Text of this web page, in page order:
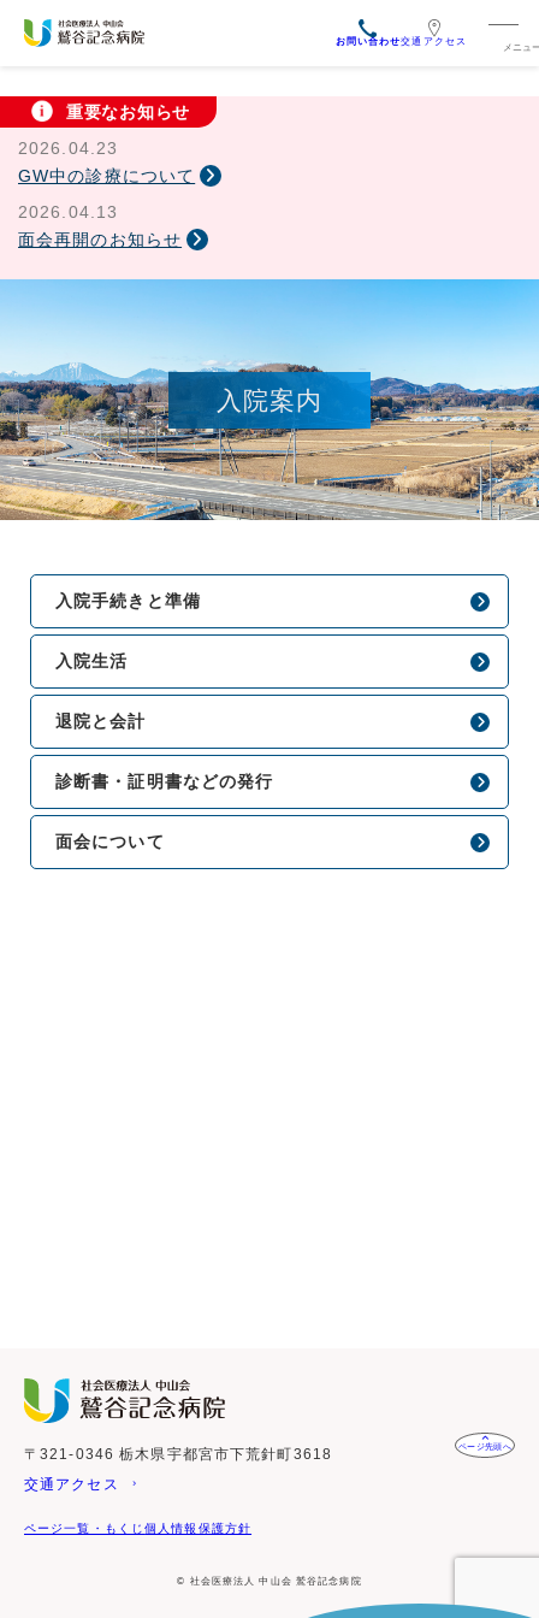
交通アクセス
重要なお知らせ
2026.04.23
GW中の診療について
2026.04.13
面会再開のお知らせ
入院案内
入院手続きと準備
入院生活
退院と会計
診断書・証明書などの発行
面会について
〒321-0346 栃木県宇都宮市下荒針町3618
交通アクセス
ページ一覧・もくじ個人情報保護方針
© 社会医療法人 中山会 鷲谷記念病院
ページ先頭へ